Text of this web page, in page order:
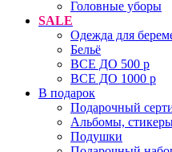
Головные уборы
SALE
Одежда для
Бельё
ВСЕ ДО 500 р
ВСЕ ДО 1000 р
В подарок
Подарочный
Альбомы,
Подушки